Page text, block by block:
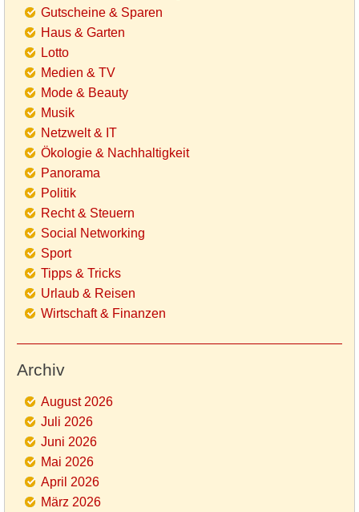
Gutscheine & Sparen
Haus & Garten
Lotto
Medien & TV
Mode & Beauty
Musik
Netzwelt & IT
Ökologie & Nachhaltigkeit
Panorama
Politik
Recht & Steuern
Social Networking
Sport
Tipps & Tricks
Urlaub & Reisen
Wirtschaft & Finanzen
Archiv
August 2026
Juli 2026
Juni 2026
Mai 2026
April 2026
März 2026